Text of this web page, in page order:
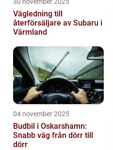
Vägledning till
återförsäljare av Subaru i
Värmland
04 november 2025
Budbil i Oskarshamn:
Snabb väg från dörr till
dörr